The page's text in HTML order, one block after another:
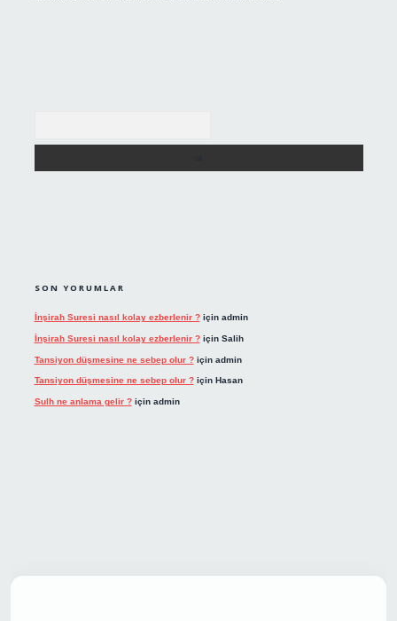
SON YORUMLAR
İnşirah Suresi nasıl kolay ezberlenir ?için admin
İnşirah Suresi nasıl kolay ezberlenir ?için Salih
Tansiyon düşmesine ne sebep olur ?için admin
Tansiyon düşmesine ne sebep olur ?için Hasan
Sulh ne anlama gelir ?için admin